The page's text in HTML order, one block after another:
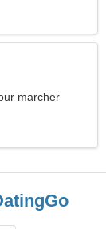
marcher